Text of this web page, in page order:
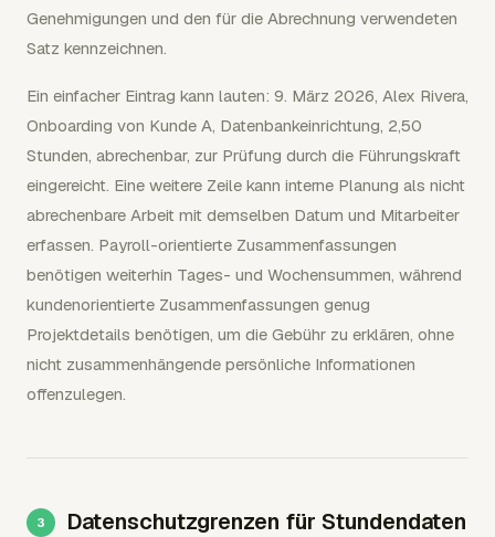
Genehmigungen und den für die Abrechnung verwendeten
Satz kennzeichnen.
Ein einfacher Eintrag kann lauten: 9. März 2026, Alex Rivera,
Onboarding von Kunde A, Datenbankeinrichtung, 2,50
Stunden, abrechenbar, zur Prüfung durch die Führungskraft
eingereicht. Eine weitere Zeile kann interne Planung als nicht
abrechenbare Arbeit mit demselben Datum und Mitarbeiter
erfassen. Payroll-orientierte Zusammenfassungen
benötigen weiterhin Tages- und Wochensummen, während
kundenorientierte Zusammenfassungen genug
Projektdetails benötigen, um die Gebühr zu erklären, ohne
nicht zusammenhängende persönliche Informationen
offenzulegen.
Datenschutzgrenzen für Stundendaten